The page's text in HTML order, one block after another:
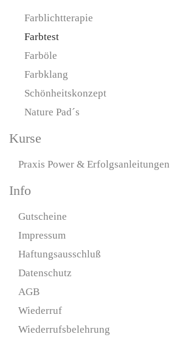
Farblichtterapie
Farbtest
Farböle
Farbklang
Schönheitskonzept
Nature Pad´s
Kurse
Praxis Power & Erfolgsanleitungen
Info
Gutscheine
Impressum
Haftungsausschluß
Datenschutz
AGB
Wiederruf
Wiederrufsbelehrung